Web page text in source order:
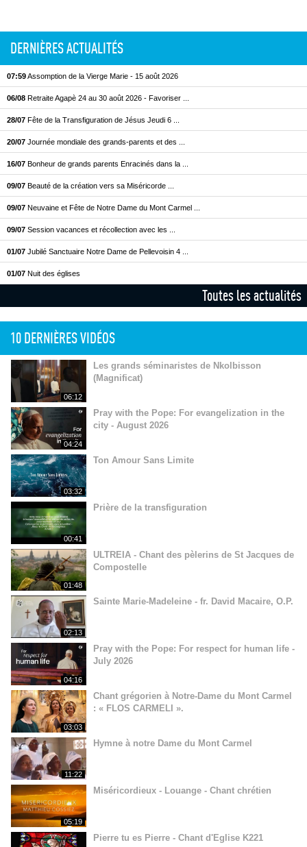
DERNIÈRES ACTUALITÉS
07:59Assomption de la Vierge Marie - 15 août 2026
06/08 Retraite Agapè 24 au 30 août 2026 - Favoriser ...
28/07 Fête de la Transfiguration de Jésus Jeudi 6 ...
20/07 Journée mondiale des grands-parents et des ...
16/07 Bonheur de grands parents Enracinés dans la ...
09/07 Beauté de la création vers sa Miséricorde ...
09/07 Neuvaine et Fête de Notre Dame du Mont Carmel ...
09/07 Session vacances et récollection avec les ...
01/07 Jubilé Sanctuaire Notre Dame de Pellevoisin 4 ...
01/07 Nuit des églises
Toutes les actualités
10 DERNIÈRES VIDÉOS
06:12
Les grands séminaristes de Nkolbisson
(Magnificat)
04:24
Pray with the Pope: For evangelization in the
city - August 2026
03:32
Ton Amour Sans Limite
00:41
Prière de la transfiguration
01:48
ULTREIA - Chant des pèlerins de St Jacques de
Compostelle
02:13
Sainte Marie-Madeleine - fr. David Macaire, O.P.
04:16
Pray with the Pope: For respect for human life -
July 2026
03:03
Chant grégorien à Notre-Dame du Mont Carmel
: « FLOS CARMELI ».
11:22
Hymne à notre Dame du Mont Carmel
05:19
Miséricordieux - Louange - Chant chrétien
Pierre tu es Pierre - Chant d'Eglise K221